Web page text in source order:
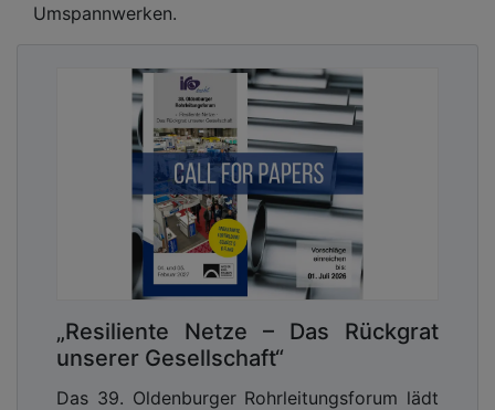
Umspannwerken.
„Resiliente Netze – Das Rückgrat
unserer Gesellschaft“
Das 39. Oldenburger Rohrleitungsforum lädt